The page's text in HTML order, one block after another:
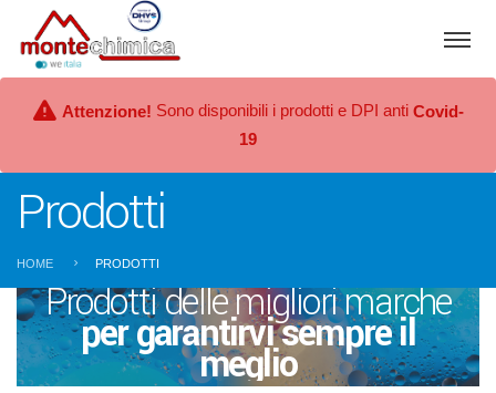
Attenzione! Sono disponibili i prodotti e DPI anti Covid-
19
Prodotti
HOME PRODOTTI
Prodotti delle migliori marche
per garantirvi sempre il
meglio